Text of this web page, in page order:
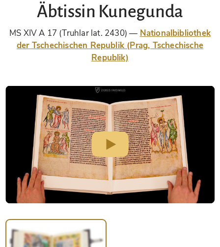
Äbtissin Kunegunda
MS XIV A 17 (Truhlar lat. 2430)
Nationalbibliothek
der Tschechischen Republik (Prag, Tschechische
Republik)